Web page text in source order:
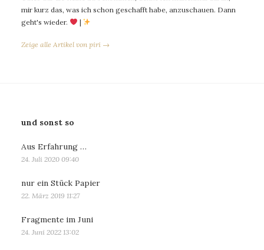
mir kurz das, was ich schon geschafft habe, anzuschauen. Dann
geht's wieder.
|
Zeige alle Artikel von piri →
und sonst so
Aus Erfahrung …
24. Juli 2020 09:40
nur ein Stück Papier
22. März 2019 11:27
Fragmente im Juni
24. Juni 2022 13:02